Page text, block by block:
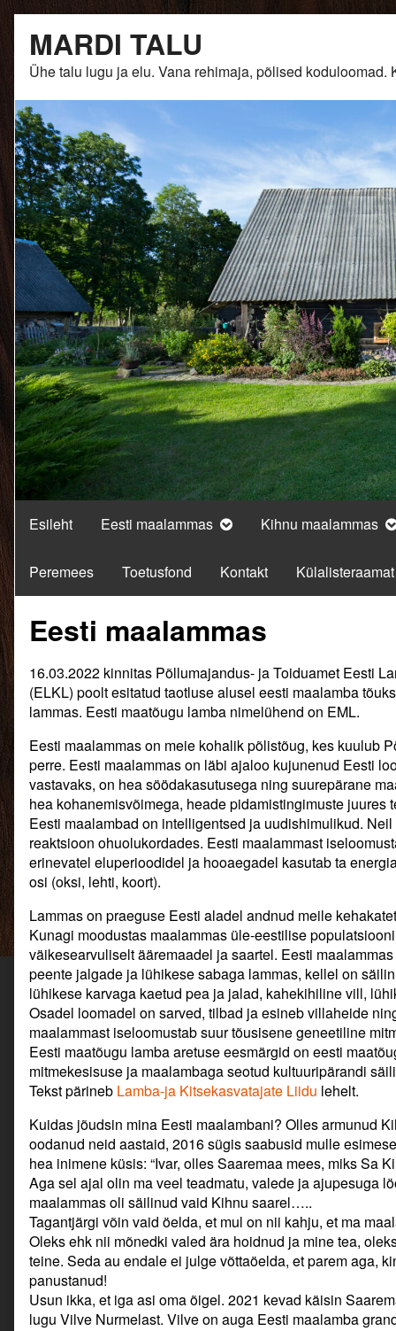
content
MARDI TALU
Ühe talu lugu ja elu. Vana rehimaja, põlised
Esileht Eesti maalammas Kihnu maalammas
Peremees Toetusfond Kontakt Külalisteraamat
Eesti maalammas
16.03.2022 kinnitas Põllumajandus- ja Toiduamet Eesti
(ELKL) poolt esitatud taotluse alusel eesti maalamba
lammas. Eesti maatõugu lamba nimelühend on EML.
Eesti maalammas on meie kohalik põlistõug, kes kuulub
perre. Eesti maalammas on läbi ajaloo kujunenud Eesti
vastavaks, on hea söödakasutusega ning suurepärane
hea kohanemisvõimega, heade pidamistingimuste juures
Eesti maalambad on intelligentsed ja uudishimulikud.
reaktsioon ohuolukordades. Eesti maalammast
erinevatel eluperioodidel ja hooaegadel kasutab ta
osi (oksi, lehti, koort).
Lammas on praeguse Eesti aladel andnud meile
Kunagi moodustas maalammas üle-eestilise
väikesearvuliselt ääremaadel ja saartel. Eesti
peente jalgade ja lühikese sabaga lammas, kellel on
lühikese karvaga kaetud pea ja jalad, kahekihiline vill,
Osadel loomadel on sarved, tilbad ja esineb villaheide
maalammast iseloomustab suur tõusisene geneetiline
Eesti maatõugu lamba aretuse eesmärgid on eesti
mitmekesisuse ja maalambaga seotud kultuuripärandi
Tekst pärineb Lamba-ja Kitsekasvatajate Liidu lehelt.
Kuidas jõudsin mina Eesti maalambani? Olles armunud
oodanud neid aastaid, 2016 sügis saabusid mulle
hea inimene küsis: “Ivar, olles Saaremaa mees, miks Sa
Aga sel ajal olin ma veel teadmatu, valede ja ajupesuga
maalammas oli säilinud vaid Kihnu saarel…..
Tagantjärgi võin vaid öelda, et mul on nii kahju, et ma
Oleks ehk nii mõnedki valed ära hoidnud ja mine tea,
teine. Seda au endale ei julge võttaöelda, et parem aga,
panustanud!
Usun ikka, et iga asi oma õigel. 2021 kevad käisin
lugu Vilve Nurmelast. Vilve on auga Eesti maalamba